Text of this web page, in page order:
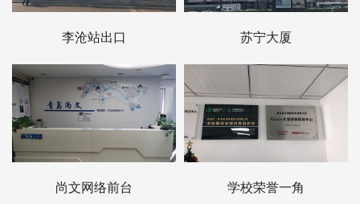
李沧站出口 苏宁大厦
尚文网络前台 学校荣誉一角